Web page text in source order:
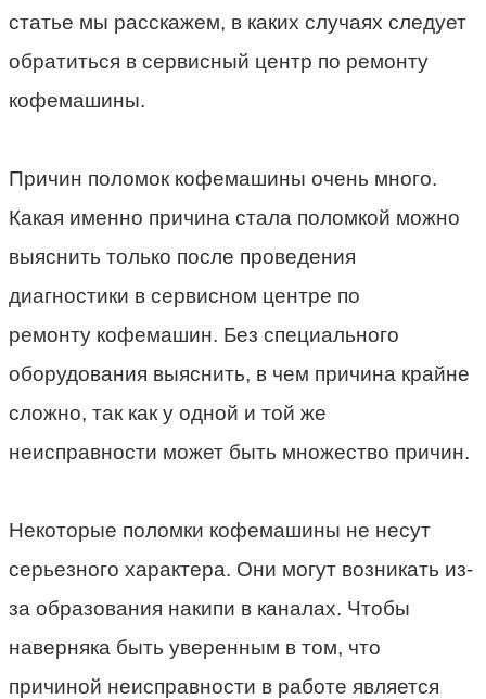
статье мы расскажем, в каких случаях следует
обратиться в сервисный центр по ремонту
кофемашины.
Причин поломок кофемашины очень много.
Какая именно причина стала поломкой можно
выяснить только после проведения
диагностики в сервисном центре по
ремонту кофемашин. Без специального
оборудования выяснить, в чем причина крайне
сложно, так как у одной и той же
неисправности может быть множество причин.
Некоторые поломки кофемашины не несут
серьезного характера. Они могут возникать из-
за образования накипи в каналах. Чтобы
наверняка быть уверенным в том, что
причиной неисправности в работе является